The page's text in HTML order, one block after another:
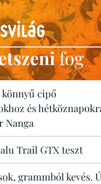
fog
cipő
és
Nanga
Trail GTX teszt
grammból kevés.